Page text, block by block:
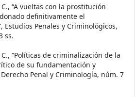
C., “A vueltas con la prostitución
definitivamente el
Estudios Penales y Criminológicos,
ss.
C., “Políticas de criminalización de la
de su fundamentación y
Penal y Criminología, núm. 7